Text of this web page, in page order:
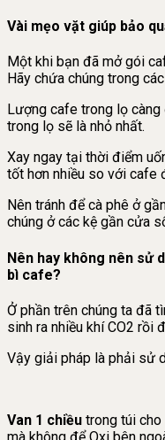
Vài mẹo vặt giúp bảo
Một khi bạn đã mở gói
Hãy chứa chúng trong
Lượng cafe trong lọ
trong lọ sẽ là nhỏ nhất.
Xay ngay tại thời điểm
tốt hơn nhiều so với cafe
Nên tránh để cà phê ở
chúng ở các kệ gần cửa
Nên hay không nên sử
bì cafe?
Ở phần trên chúng ta đã
sinh ra nhiều khí CO2 rồi
Vậy giải pháp là phải sử
Van 1 chiều trong túi